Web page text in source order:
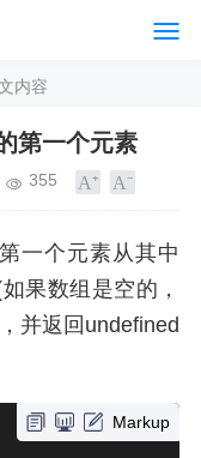
内容
第一个元素
355
一个元素从其中
果数组是空的，
并返回undefined
Markup